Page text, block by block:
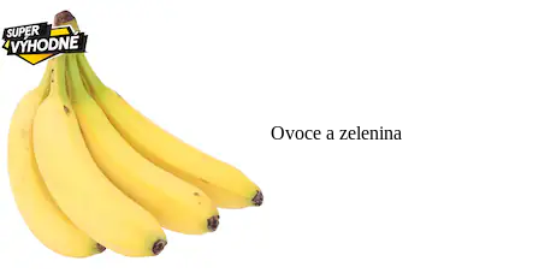
Ovoce a zelenina